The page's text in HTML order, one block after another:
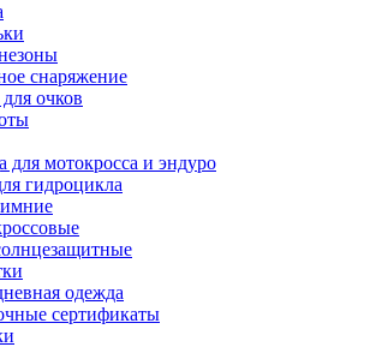
снаряжение
очков
для мотокросса и эндуро
гидроцикла
одежда
сертификаты